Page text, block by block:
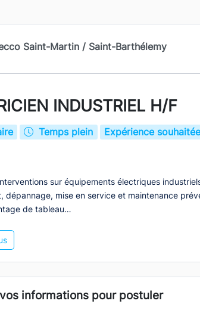
Saint-Martin / Saint-Barthélemy
INDUSTRIEL H/F
Temps plein Expérience
sur équipements électriques
dépannage, mise en service et maintenance
de tableau…
informations pour postuler